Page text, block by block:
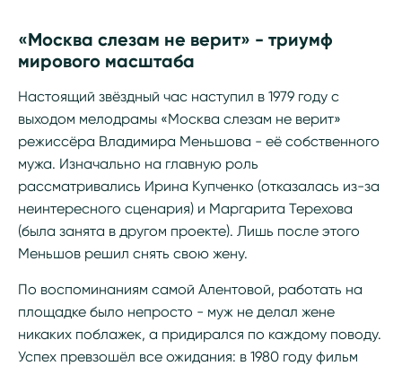
«Москва слезам не верит» - триумф
мирового масштаба
Настоящий звёздный час наступил в 1979 году с
выходом мелодрамы «Москва слезам не верит»
режиссёра Владимира Меньшова - её собственного
мужа. Изначально на главную роль
рассматривались Ирина Купченко (отказалась из-за
неинтересного сценария) и Маргарита Терехова
(была занята в другом проекте). Лишь после этого
Меньшов решил снять свою жену.
По воспоминаниям самой Алентовой, работать на
площадке было непросто - муж не делал жене
никаких поблажек, а придирался по каждому поводу.
Успех превзошёл все ожидания: в 1980 году фильм